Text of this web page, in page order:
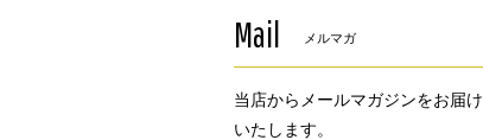
Mail メルマガ
当店からメールマガジンをお届け
いたします。